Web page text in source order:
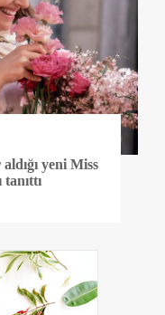
yeni Miss